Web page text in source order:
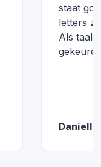
staat
letters
Als taal
Daniella